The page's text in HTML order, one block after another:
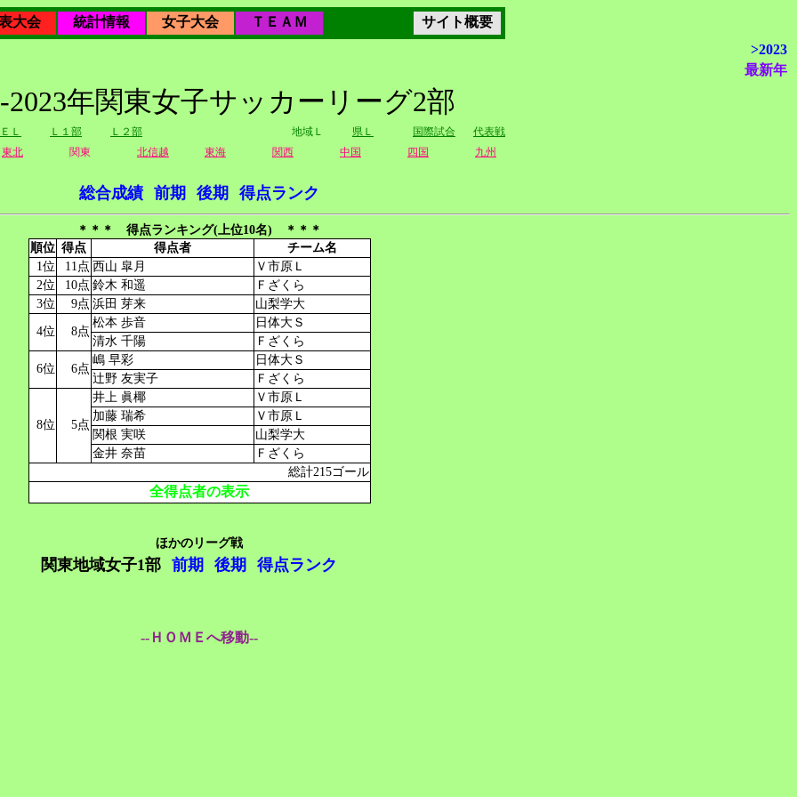
大会 統計情報 女子大会 ＴＥＡＭ
サイト概要
>2023
最新年
2023年関東女子サッカーリーグ2部
Ｌ Ｌ１部 Ｌ２部 地域Ｌ 県Ｌ 国際試合
代表戦
東北 関東 北信越 東海 関西 中国 四国 九州
総合成績 前期 後期 得点ランク
＊＊＊ 得点ランキング(上位10名) ＊＊＊
順位 得点 得点者
チーム名
1位
11点 西山 皐月
Ｖ市原Ｌ
2位
10点 鈴木 和遥
Ｆざくら
3位
9点 浜田 芽来 山梨学大
4位 8点
松本 歩音
日体大Ｓ
清水 千陽
Ｆざくら
6位 6点
嶋 早彩
日体大Ｓ
辻野 友実子
Ｆざくら
8位 5点
井上 眞椰
Ｖ市原Ｌ
加藤 瑞希
Ｖ市原Ｌ
関根 実咲
山梨学大
金井 奈苗
Ｆざくら
総計215ゴール
全得点者の表示
ほかのリーグ戦
関東地域女子1部 前期 後期 得点ランク
--ＨＯＭＥへ移動--